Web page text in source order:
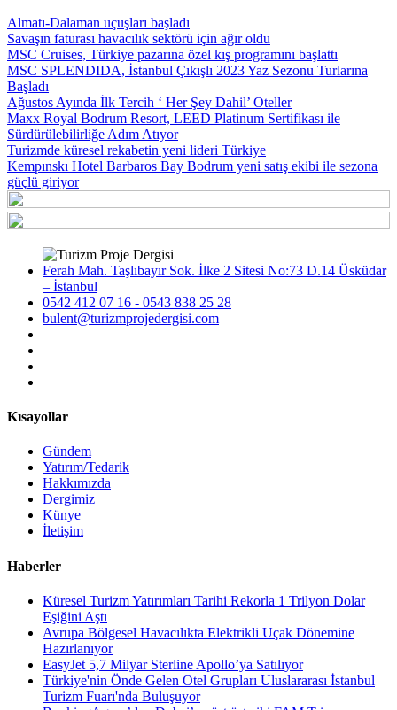
Almatı-Dalaman uçuşları başladı
Savaşın faturası havacılık sektörü için ağır oldu
MSC Cruises, Türkiye pazarına özel kış programını başlattı
MSC SPLENDIDA, İstanbul Çıkışlı 2023 Yaz Sezonu Turlarına
Başladı
Ağustos Ayında İlk Tercih ‘ Her Şey Dahil’ Oteller
Maxx Royal Bodrum Resort, LEED Platinum Sertifikası ile
Sürdürülebilirliğe Adım Atıyor
Turizmde küresel rekabetin yeni lideri Türkiye
Kempınskı Hotel Barbaros Bay Bodrum yeni satış ekibi ile sezona
güçlü giriyor
Ferah Mah. Taşlıbayır Sok. İlke 2 Sitesi No:73 D.14 Üsküdar
– İstanbul
0542 412 07 16 - 0543 838 25 28
bulent@turizmprojedergisi.com
Kısayollar
Gündem
Yatırım/Tedarik
Hakkımızda
Dergimiz
Künye
İletişim
Haberler
Küresel Turizm Yatırımları Tarihi Rekorla 1 Trilyon Dolar
Eşiğini Aştı
Avrupa Bölgesel Havacılıkta Elektrikli Uçak Dönemine
Hazırlanıyor
EasyJet 5,7 Milyar Sterline Apollo’ya Satılıyor
Türkiye'nin Önde Gelen Otel Grupları Uluslararası İstanbul
Turizm Fuarı'nda Buluşuyor